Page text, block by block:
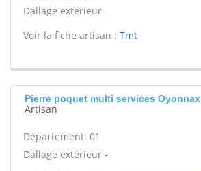
Dallage extérieur -
Voir la fiche artisan : Tmt
Pierre poquet multi services Oyonnax
Artisan
Département: 01
Dallage extérieur -